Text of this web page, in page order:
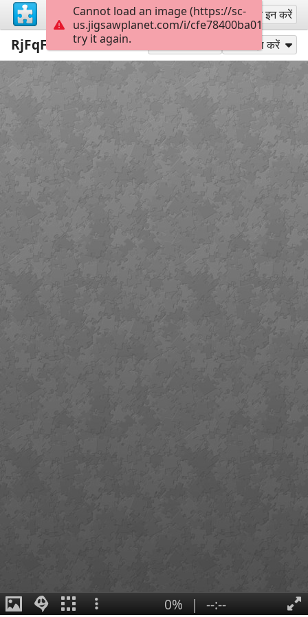
साइन अप साइन इन करें
RjFqFahzBBs 300 साझा करें
0% | --:--
Cannot load an image (https://sc-
us.jigsawplanet.com/i/
try it again.